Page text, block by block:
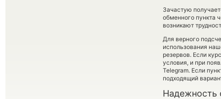
Зачастую
обменного пункта
возникают
Для верного
использования
резервов. Если
условия, и при
Telegram. Если
подходящий
Надежность